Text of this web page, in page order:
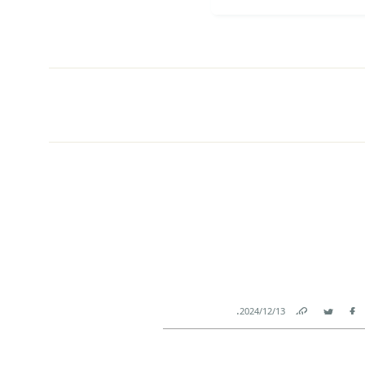
Facebook
Twitter
Link
13‏/12‏/2024
.